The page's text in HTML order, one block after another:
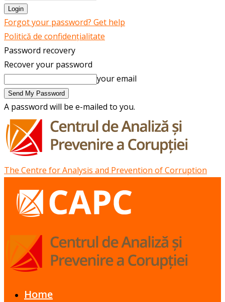
Forgot your password? Get help
Politică de confidențialitate
Password recovery
Recover your password
your email
A password will be e-mailed to you.
The Centre for Analysis and Prevention of Corruption
Home